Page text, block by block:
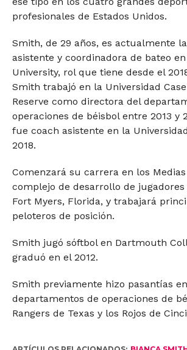
profesionales de Estados Unidos.
Smith, de 29 años, es actualmente
asistente y coordinadora de bateo
University, rol que tiene desde el
Smith trabajó en la Universidad
Reserve como directora del
operaciones de béisbol entre 2013 y
fue coach asistente en la
2018.
Comenzará su carrera en los Medias
complejo de desarrollo de
Fort Myers, Florida, y trabajará
peloteros de posición.
Smith jugó sóftbol en Dartmouth
graduó en el 2012.
Smith previamente hizo pasantías
departamentos de operaciones de
Rangers de Texas y los Rojos de